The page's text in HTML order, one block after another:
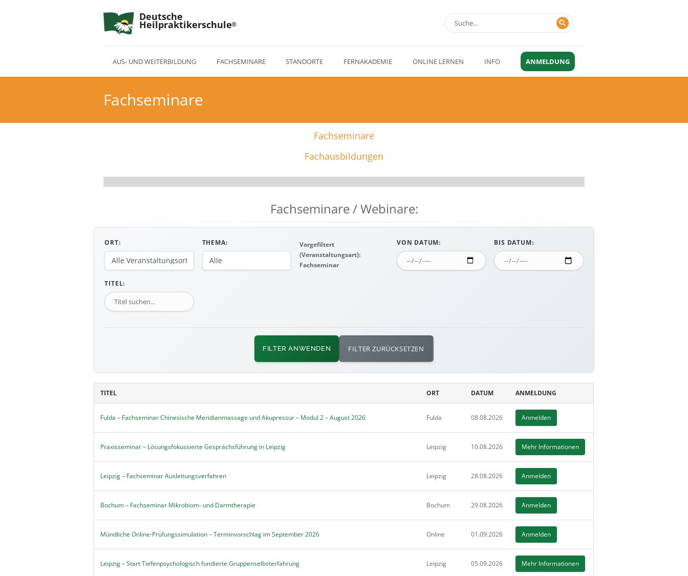
Deutsche
Heilpraktikerschule
AUS- UND WEITERBILDUNG FACHSEMINARE STANDORTE FERNAKADEMIE ONLINE LERNEN INFO ANMELDUNG
Fachseminare
Fachseminare
Fachausbildungen
Fachseminare / Webinare:
ORT: THEMA:
Vorgefiltert
(Veranstaltungsart):
Fachseminar
VON DATUM: BIS DATUM:
TITEL:
FILTER ANWENDEN FILTER ZURÜCKSETZEN
TITEL ORT DATUM ANMELDUNG
Fulda – Fachseminar Chinesische Meridianmassage und Akupressur – Modul 2 – August 2026 Fulda 08.08.2026 Anmelden
Praxisseminar – Lösungsfokussierte Gesprächsführung in Leipzig Leipzig 10.08.2026 Mehr Informationen
Leipzig – Fachseminar Ausleitungsverfahren Leipzig 28.08.2026 Anmelden
Bochum – Fachseminar Mikrobiom- und Darmtherapie Bochum 29.08.2026 Anmelden
Mündliche Online-Prüfungssimulation – Terminvorschlag im September 2026 Online 01.09.2026 Anmelden
Leipzig – Start Tiefenpsychologisch fundierte Gruppenselbsterfahrung Leipzig 05.09.2026 Mehr Informationen